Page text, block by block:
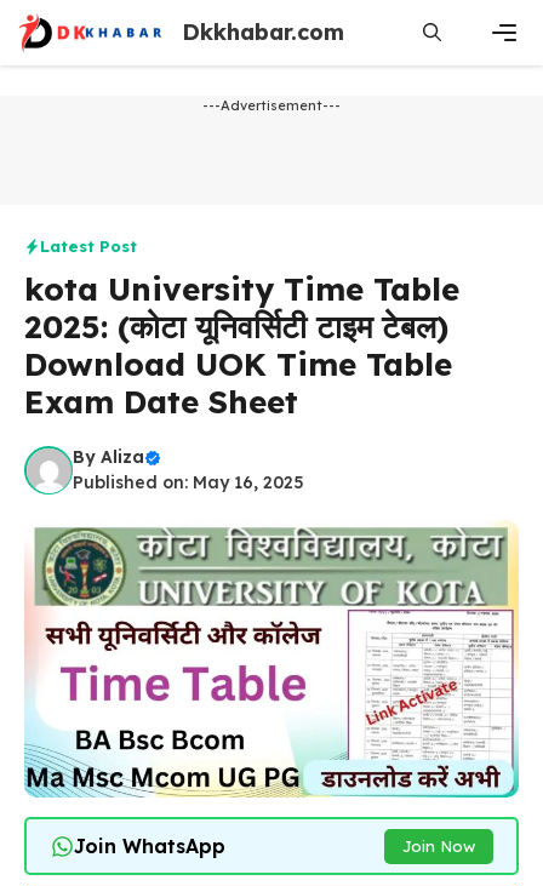
Skip
content
Dkkhabar.com
---Advertisement---
Latest Post
kota University Time Table
2025: (कोटा यूनिवर्सिटी टाइम टेबल)
Download UOK Time Table
Exam Date Sheet
By Aliza
Published on: May 16, 2025
Join WhatsApp Join Now